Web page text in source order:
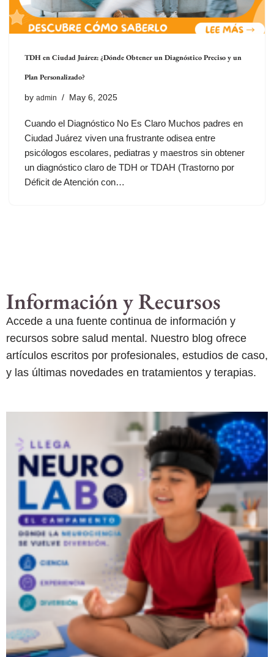
TDH en Ciudad Juárez: ¿Dónde Obtener un Diagnóstico Preciso y un
Plan Personalizado?
by admin May 6, 2025
Cuando el Diagnóstico No Es Claro Muchos padres en
Ciudad Juárez viven una frustrante odisea entre
psicólogos escolares, pediatras y maestros sin obtener
un diagnóstico claro de TDH or TDAH (Trastorno por
Déficit de Atención con…
Información y Recursos
Accede a una fuente continua de información y
recursos sobre salud mental. Nuestro blog ofrece
artículos escritos por profesionales, estudios de caso,
y las últimas novedades en tratamientos y terapias.